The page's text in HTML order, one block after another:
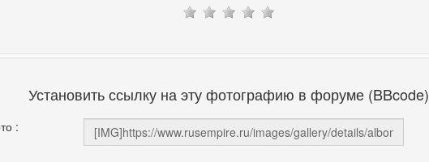
Установить ссылку на эту фотографию в форуме (BBcode)
: